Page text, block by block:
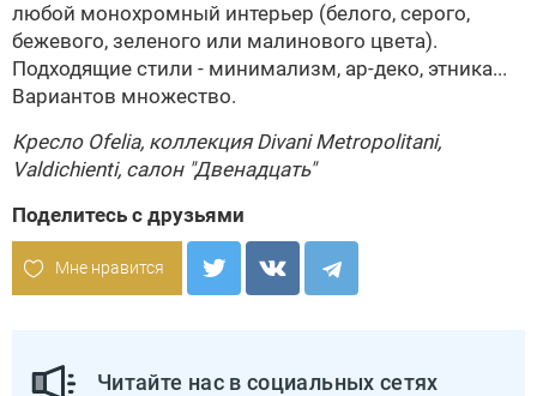
любой монохромный интерьер (белого, серого,
бежевого, зеленого или малинового цвета).
Подходящие стили - минимализм, ар-деко, этника...
Вариантов множество.
Кресло Ofelia, коллекция Divani Metropolitani,
Valdichienti, салон "Двенадцать"
Поделитесь с друзьями
Мне нравится
Читайте нас в социальных сетях